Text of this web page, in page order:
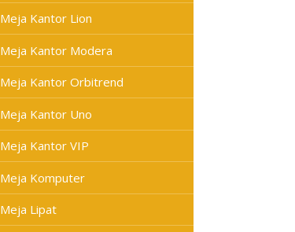
Meja Kantor Lion
Meja Kantor Modera
Meja Kantor Orbitrend
Meja Kantor Uno
Meja Kantor VIP
Meja Komputer
Meja Lipat